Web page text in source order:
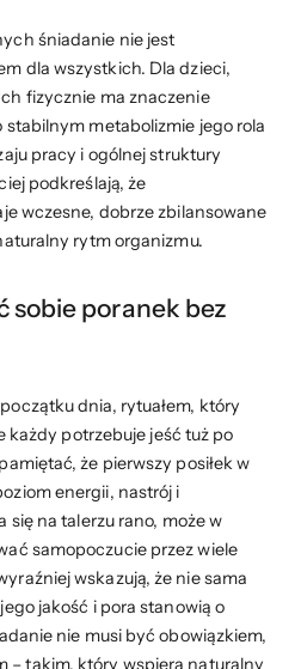
śniadanie nie jest
dla wszystkich. Dla dzieci,
fizycznie ma znaczenie
stabilnym metabolizmie jego rola
pracy i ogólnej struktury
podkreślają, że
wczesne, dobrze zbilansowane
rytm organizmu.
sobie poranek bez
dnia, rytuałem, który
każdy potrzebuje jeść tuż po
że pierwszy posiłek w
energii, nastrój i
się na talerzu rano, może w
samopoczucie przez wiele
wskazują, że nie sama
jakość i pora stanowią o
nie musi być obowiązkiem,
– takim, który wspiera naturalny